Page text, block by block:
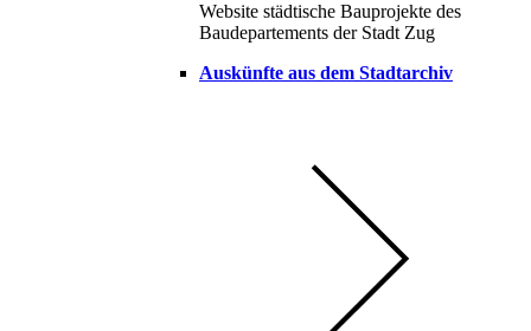
Website städtische Bauprojekte des
Baudepartements der Stadt Zug
Auskünfte aus dem Stadtarchiv